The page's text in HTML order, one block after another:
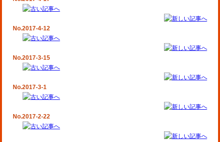
No.2017-4-12
No.2017-3-15
No.2017-3-1
No.2017-2-22